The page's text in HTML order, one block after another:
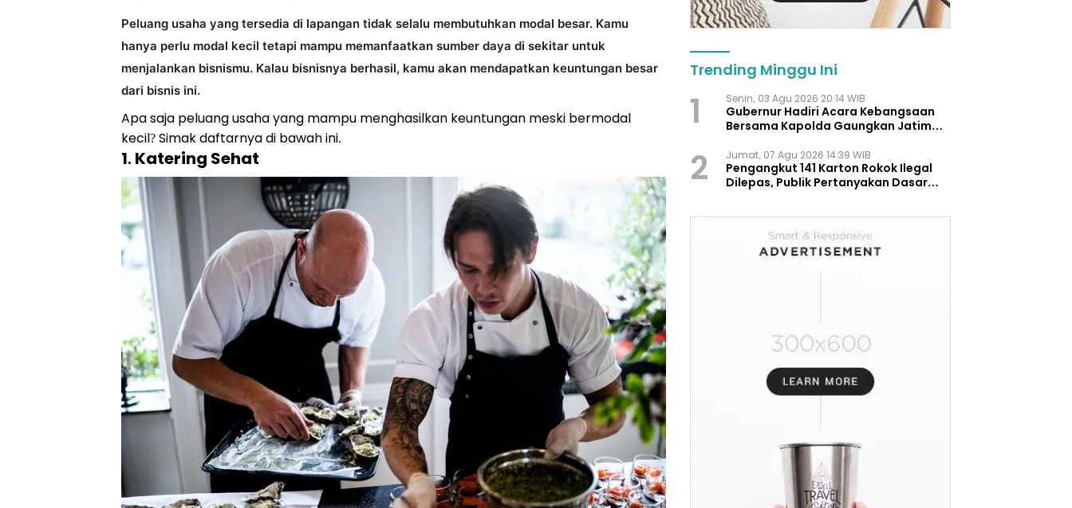
Peluang usaha yang tersedia di lapangan tidak selalu membutuhkan modal besar. Kamu
hanya perlu modal kecil tetapi mampu memanfaatkan sumber daya di sekitar untuk
menjalankan bisnismu. Kalau bisnisnya berhasil, kamu akan mendapatkan keuntungan besar
dari bisnis ini.
Apa saja peluang usaha yang mampu menghasilkan keuntungan meski bermodal
kecil? Simak daftarnya di bawah ini.
1. Katering Sehat
Trending Minggu Ini
1 Senin, 03 Agu 2026 20:14 WIB
Gubernur Hadiri Acara Kebangsaan
Bersama Kapolda Gaungkan Jatim
2 Jumat, 07 Agu 2026 14:39 WIB
Pengangkut 141 Karton Rokok Ilegal
Dilepas, Publik Pertanyakan Dasar